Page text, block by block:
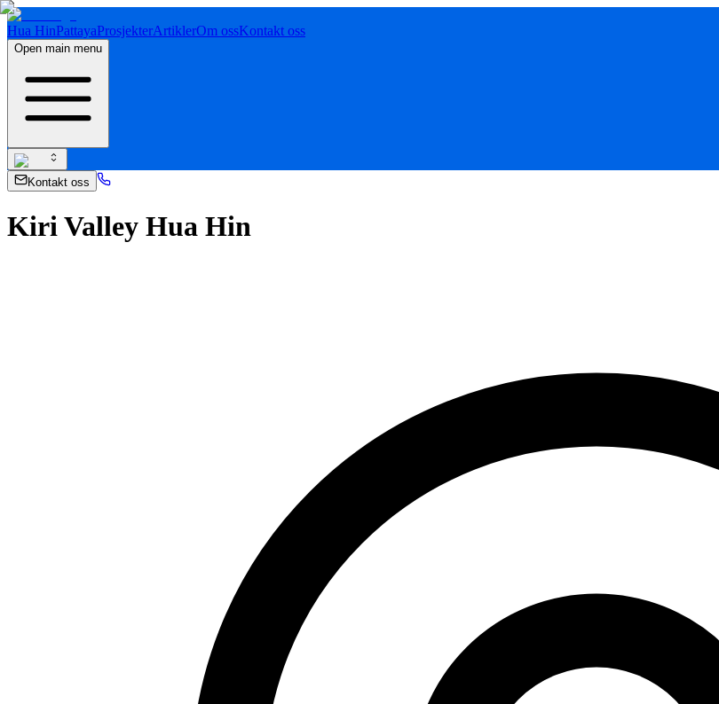
Hua HinPattayaProsjekterArtiklerOm ossKontakt oss
Open main menu
Kontakt oss
Kiri Valley Hua Hin